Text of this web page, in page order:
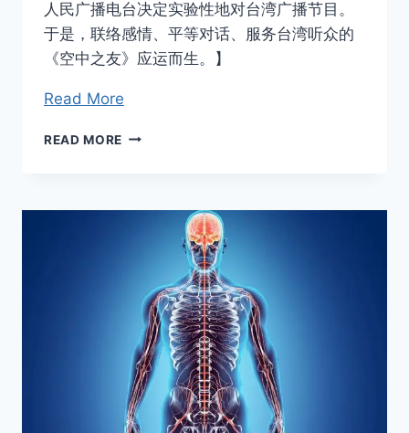
人民广播电台决定实验性地对台湾广播节目。
于是，联络感情、平等对话、服务台湾听众的
《空中之友》应运而生。】
Read More
READ MORE 从
人
访
气
功